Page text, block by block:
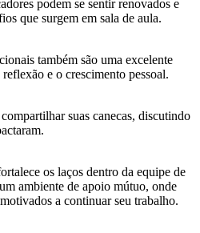
podem se sentir renovados e
que surgem em sala de aula.
também são uma excelente
e o crescimento pessoal.
suas canecas, discutindo
os laços dentro da equipe de
ambiente de apoio mútuo, onde
a continuar seu trabalho.